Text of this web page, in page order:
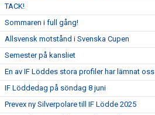
TACK!
Sommaren i full gång!
Allsvensk motstånd i Svenska Cupen
Semester på kansliet
En av IF Löddes stora profiler har lämnat oss
IF Löddedag på söndag 8 juni
Prevex ny Silverpolare till IF Lödde 2025